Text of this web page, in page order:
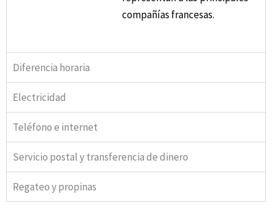
compañías francesas.
Diferencia horaria
Electricidad
Teléfono e internet
Servicio postal y transferencia de dinero
Regateo y propinas